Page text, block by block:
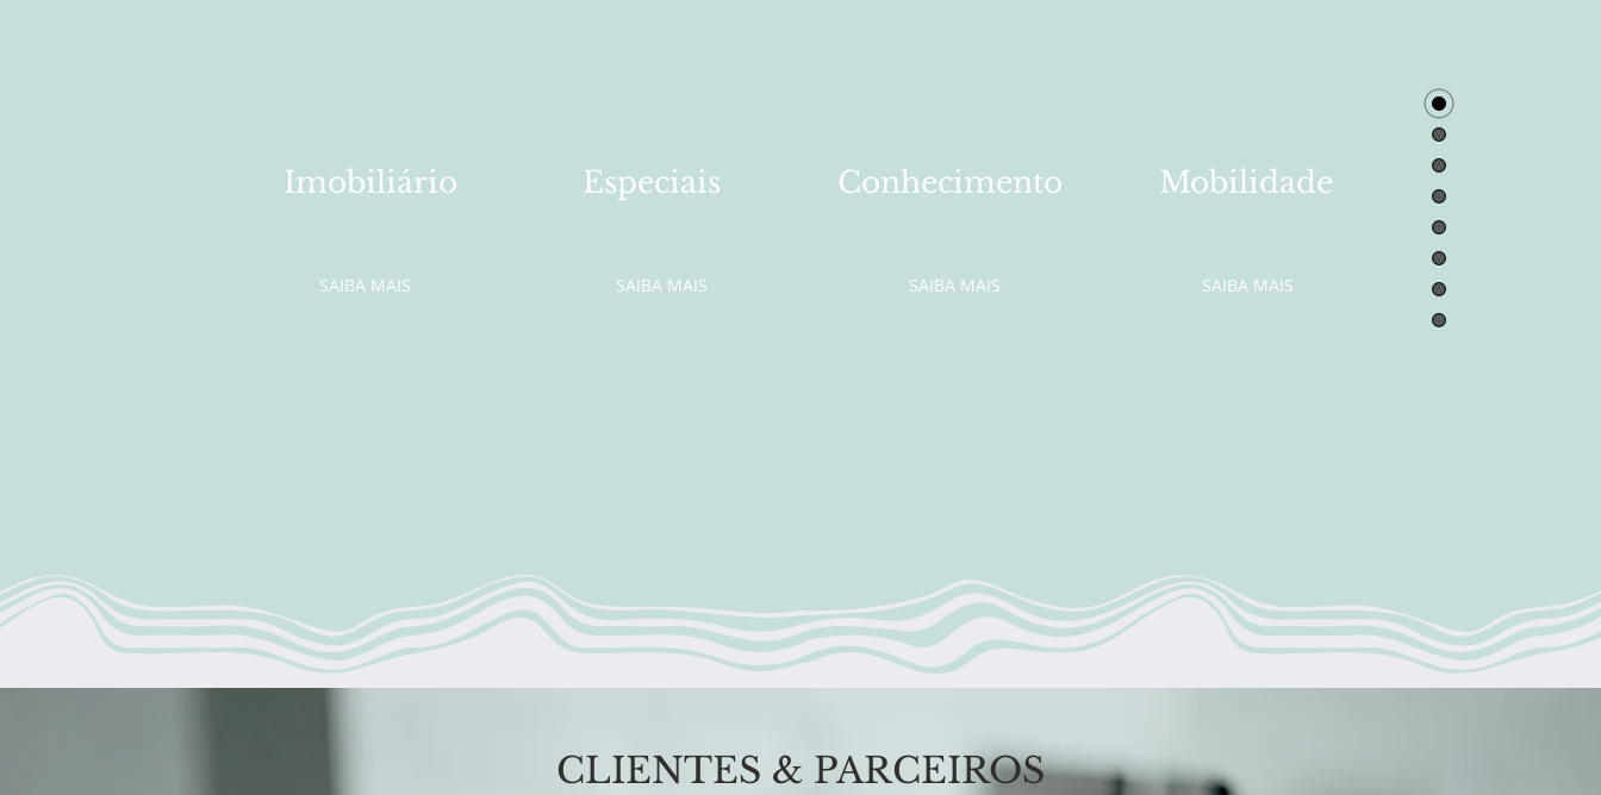
Imobiliário
SAIBA MAIS
Especiais
SAIBA MAIS
Conhecimento
SAIBA MAIS
Mobilidade
SAIBA MAIS
CLIENTES & PARCEIROS